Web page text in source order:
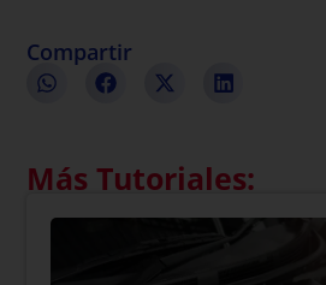
Compartir
Más Tutoriales: